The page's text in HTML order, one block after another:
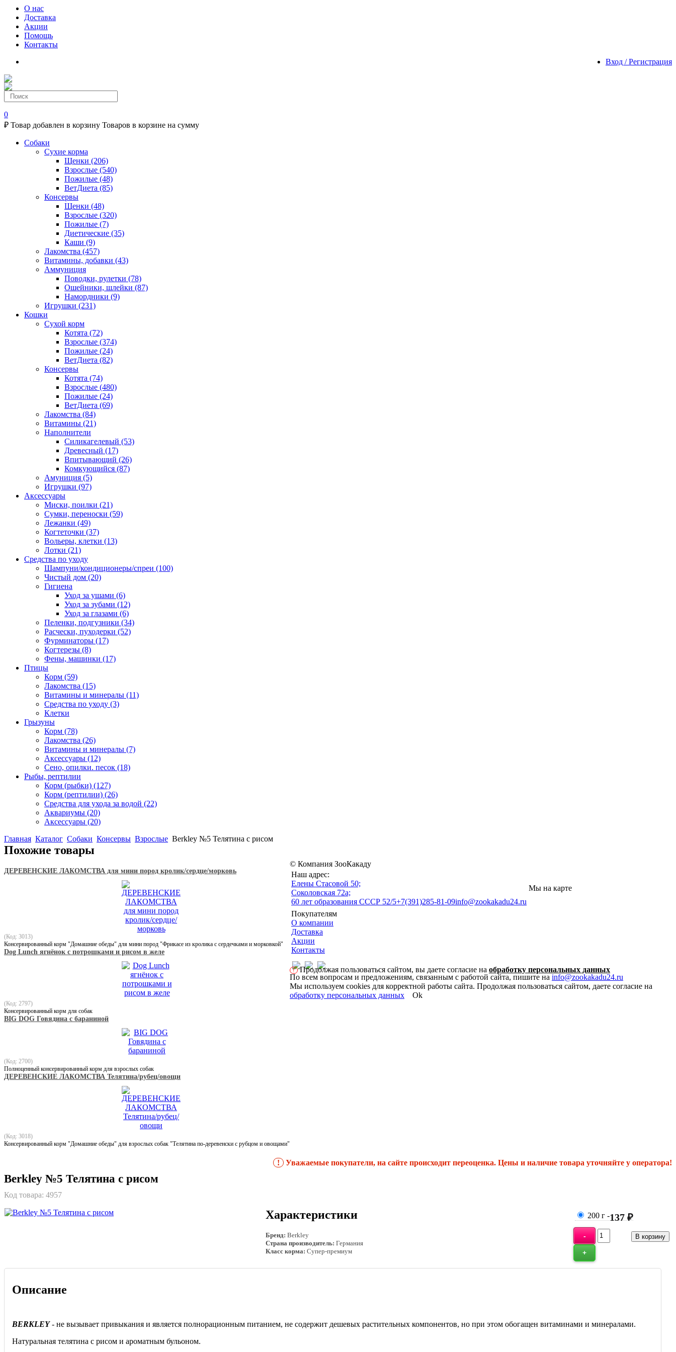
О нас
Доставка
Акции
Помощь
Контакты
Вход / Регистрация
0
₽ Товар добавлен в корзину Товаров в корзине на сумму
Собаки
Сухие корма
Щенки (206)
Взрослые (540)
Пожилые (48)
ВетДиета (85)
Консервы
Щенки (48)
Взрослые (320)
Пожилые (7)
Диетические (35)
Каши (9)
Лакомства (457)
Витамины, добавки (43)
Аммуниция
Поводки, рулетки (78)
Ошейники, шлейки (87)
Намордники (9)
Игрушки (231)
Кошки
Сухой корм
Котята (72)
Взрослые (374)
Пожилые (24)
ВетДиета (82)
Консервы
Котята (74)
Взрослые (480)
Пожилые (24)
ВетДиета (69)
Лакомства (84)
Витамины (21)
Наполнители
Силикагелевый (53)
Древесный (17)
Впитывающий (26)
Комкующийся (87)
Амуниция (5)
Игрушки (97)
Аксессуары
Миски, поилки (21)
Сумки, переноски (59)
Лежанки (49)
Когтеточки (37)
Вольеры, клетки (13)
Лотки (21)
Средства по уходу
Шампуни/кондиционеры/спреи (100)
Чистый дом (20)
Гигиена
Уход за ушами (6)
Уход за зубами (12)
Уход за глазами (6)
Пеленки, подгузники (34)
Расчески, пуходерки (52)
Фурминаторы (17)
Когтерезы (8)
Фены, машинки (17)
Птицы
Корм (59)
Лакомства (15)
Витамины и минералы (11)
Средства по уходу (3)
Клетки
Грызуны
Корм (78)
Лакомства (26)
Витамины и минералы (7)
Аксессуары (12)
Сено, опилки. песок (18)
Рыбы, рептилии
Корм (рыбки) (127)
Корм (рептилии) (26)
Средства для ухода за водой (22)
Аквариумы (20)
Аксессуары (20)
Главная Каталог Собаки Консервы Взрослые Berkley №5 Телятина с рисом
Похожие товары
ДЕРЕВЕНСКИЕ ЛАКОМСТВА для мини пород кролик/сердце/морковь
(Код: 3013)
Консервированный корм "Домашние обеды" для мини пород "Фрикасе из кролика с сердечками и морковкой"
Dog Lunch ягнёнок с потрошками и рисом в желе
(Код: 2797)
Консервированный корм для собак
BIG DOG Говядина с бараниной
(Код: 2700)
Полноценный консервированный корм для взрослых собак
ДЕРЕВЕНСКИЕ ЛАКОМСТВА Телятина/рубец/овощи
(Код: 3018)
Консервированный корм "Домашние обеды" для взрослых собак "Телятина по-деревенски с рубцом и овощами"
! Уважаемые покупатели, на сайте происходит переоценка. Цены и наличие товара уточняйте у оператора!
Berkley №5 Телятина с рисом
Код товара: 4957
Характеристики
Бренд: Berkley
Страна производитель: Германия
Класс корма: Супер-премиум
200 г -137 ₽
Описание
BERKLEY- не вызывает привыкания и является полнорационным питанием, не содержит дешевых растительных компонентов, но при этом обогащен витаминами и минералами.
Натуральная телятина с рисом и ароматным бульоном.
© Компания ЗооКакаду
Наш адрес:
Eлены Стасовой 50;
Соколовская 72а;
60 лет образования СССР 52/5+7(391)285-81-09info@zookakadu24.ru
Мы на карте
Покупателям
О компании
Доставка
Акции
Контакты
! Продолжая пользоваться сайтом, вы даете согласие на обработку персональных данных
По всем вопросам и предложениям, связанным с работой сайта, пишите на info@zookakadu24.ru
Мы используем cookies для корректной работы сайта. Продолжая пользоваться сайтом, даете согласие на
обработку персональных данных
Ok